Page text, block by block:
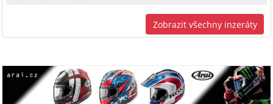
Zobrazit všechny inzeráty